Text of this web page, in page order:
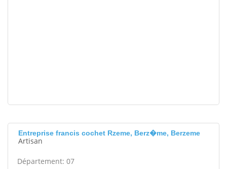
Entreprise francis cochet Rzeme, Berz�me, Berzeme
Artisan
Département: 07